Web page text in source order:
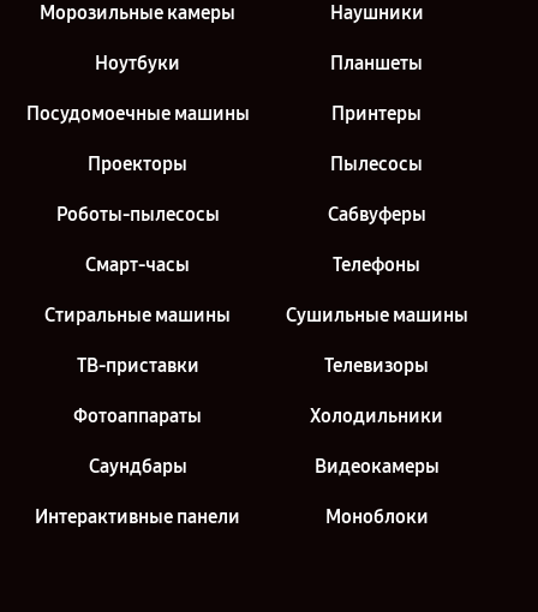
Морозильные камеры Наушники
Ноутбуки Планшеты
Посудомоечные машины Принтеры
Проекторы Пылесосы
Роботы-пылесосы Сабвуферы
Смарт-часы Телефоны
Стиральные машины Сушильные машины
ТВ-приставки Телевизоры
Фотоаппараты Холодильники
Саундбары Видеокамеры
Интерактивные панели Моноблоки